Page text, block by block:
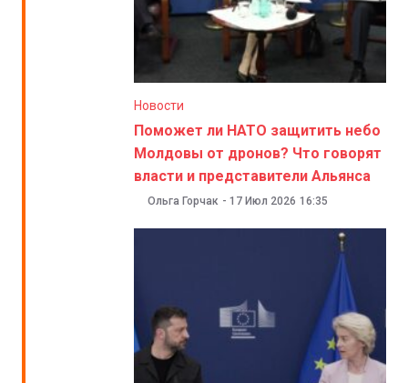
Новости
Поможет ли НАТО защитить небо
Молдовы от дронов? Что говорят
власти и представители Альянса
Ольга Горчак - 17 Июл 2026 16:35